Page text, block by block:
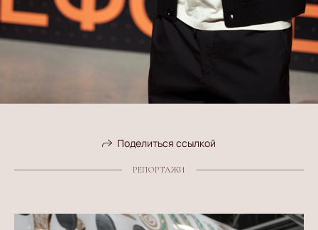
Поделиться ссылкой
РЕПОРТАЖИ